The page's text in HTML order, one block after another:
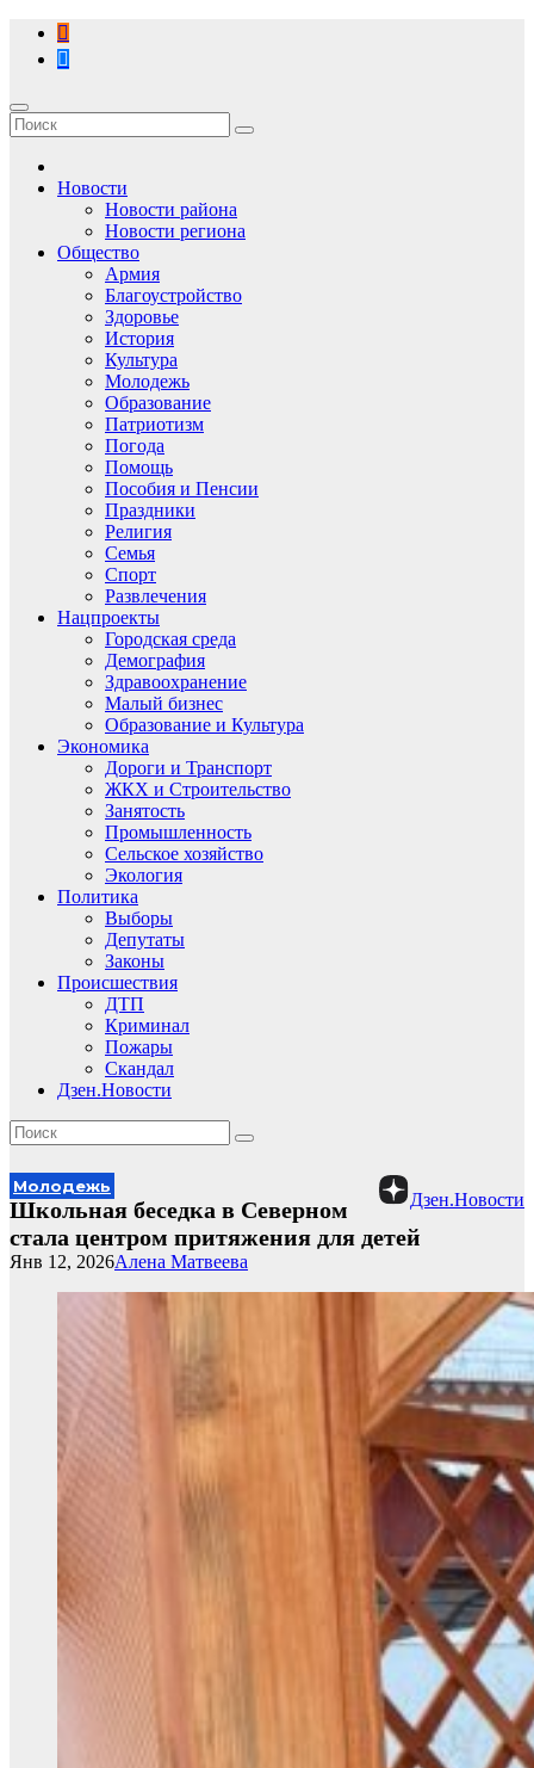
Перейти
содержимому
Новости
Новости района
Новости региона
Общество
Армия
Благоустройство
Здоровье
История
Культура
Молодежь
Образование
Патриотизм
Погода
Помощь
Пособия и Пенсии
Праздники
Религия
Семья
Спорт
Развлечения
Нацпроекты
Городская среда
Демография
Здравоохранение
Малый бизнес
Образование и Культура
Экономика
Дороги и Транспорт
ЖКХ и Строительство
Занятость
Промышленность
Сельское хозяйство
Экология
Политика
Выборы
Депутаты
Законы
Происшествия
ДТП
Криминал
Пожары
Скандал
Дзен.Новости
Дзен.Новости
Молодежь
Школьная беседка в Северном
стала центром притяжения для детей
Алена Матвеева
Янв 12, 2026